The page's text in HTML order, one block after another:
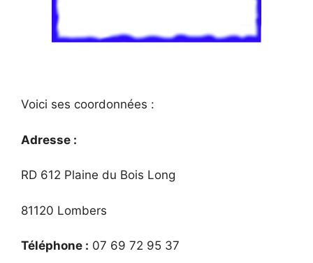
Voici ses coordonnées :
Adresse :
RD 612 Plaine du Bois Long
81120 Lombers
Téléphone : 07 69 72 95 37